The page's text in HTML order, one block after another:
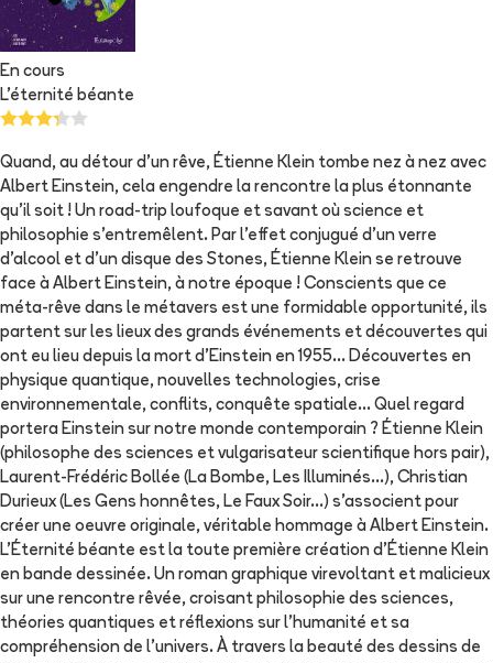
En cours
L'éternité béante
Quand, au détour d'un rêve, Étienne Klein tombe nez à nez avec
Albert Einstein, cela engendre la rencontre la plus étonnante
qu'il soit ! Un road-trip loufoque et savant où science et
philosophie s'entremêlent. Par l'effet conjugué d'un verre
d'alcool et d'un disque des Stones, Étienne Klein se retrouve
face à Albert Einstein, à notre époque ! Conscients que ce
méta-rêve dans le métavers est une formidable opportunité, ils
partent sur les lieux des grands événements et découvertes qui
ont eu lieu depuis la mort d'Einstein en 1955... Découvertes en
physique quantique, nouvelles technologies, crise
environnementale, conflits, conquête spatiale... Quel regard
portera Einstein sur notre monde contemporain ? Étienne Klein
(philosophe des sciences et vulgarisateur scientifique hors pair),
Laurent-Frédéric Bollée (La Bombe, Les Illuminés...), Christian
Durieux (Les Gens honnêtes, Le Faux Soir...) s'associent pour
créer une oeuvre originale, véritable hommage à Albert Einstein.
L'Éternité béante est la toute première création d'Étienne Klein
en bande dessinée. Un roman graphique virevoltant et malicieux
sur une rencontre rêvée, croisant philosophie des sciences,
théories quantiques et réflexions sur l'humanité et sa
compréhension de l'univers. À travers la beauté des dessins de